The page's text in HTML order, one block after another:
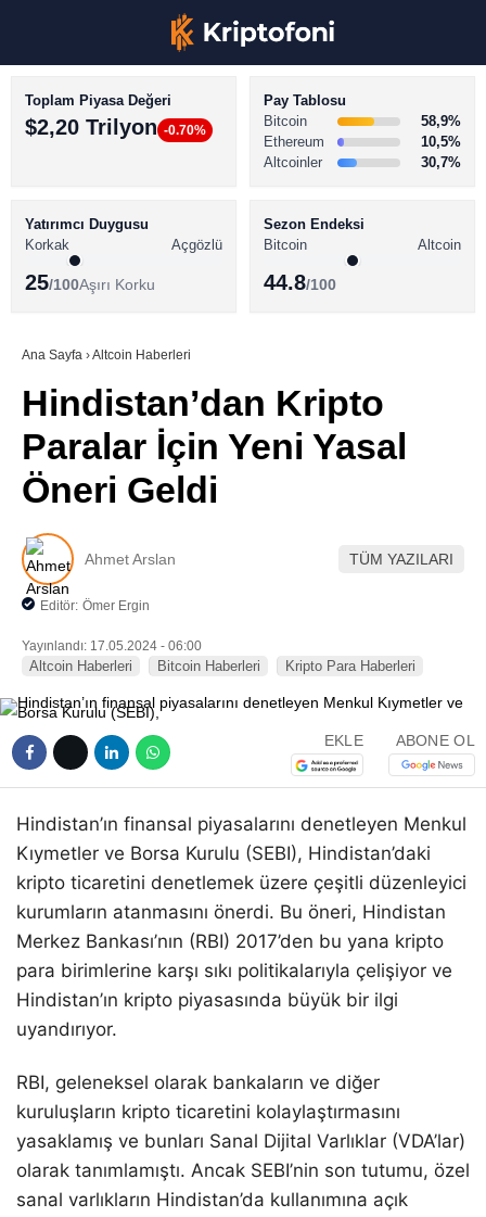
Youtube
TikTok
BİTCOİN HABERLERİ
ALTCOİN HABERLERİ
SÖZLÜK
Toplam Piyasa Değeri
$2,20 Trilyon -0.70%
Pay Tablosu
Bitcoin
58,9%
Ethereum
10,5%
Altcoinler
30,7%
Yatırımcı Duygusu
Korkak
Açgözlü
25/100Aşırı Korku
Sezon Endeksi
Bitcoin
Altcoin
44.8/100
Ana Sayfa ›Altcoin Haberleri
Hindistan’dan Kripto
Paralar İçin Yeni Yasal
Öneri Geldi
Ahmet Arslan TÜM YAZILARI
Editör: Ömer Ergin
Yayınlandı: 17.05.2024 - 06:00
Altcoin Haberleri Bitcoin Haberleri Kripto Para Haberleri
EKLE ABONE OL
Hindistan’ın finansal piyasalarını denetleyen Menkul
Kıymetler ve Borsa Kurulu (SEBI), Hindistan’daki
kripto ticaretini denetlemek üzere çeşitli düzenleyici
kurumların atanmasını önerdi. Bu öneri, Hindistan
Merkez Bankası’nın (RBI) 2017’den bu yana kripto
para birimlerine karşı sıkı politikalarıyla çelişiyor ve
Hindistan’ın kripto piyasasında büyük bir ilgi
uyandırıyor.
RBI, geleneksel olarak bankaların ve diğer
kuruluşların kripto ticaretini kolaylaştırmasını
yasaklamış ve bunları Sanal Dijital Varlıklar (VDA’lar)
olarak tanımlamıştı. Ancak SEBI’nin son tutumu, özel
sanal varlıkların Hindistan’da kullanımına açık